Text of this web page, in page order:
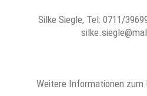
Silke Siegle, Tel: 0711/
Weitere Informationen